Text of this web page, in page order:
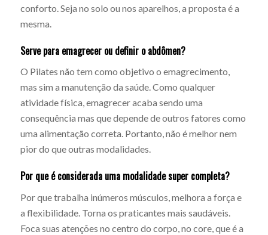
conforto. Seja no solo ou nos aparelhos, a proposta é a
mesma.
Serve para emagrecer ou definir o abdômen?
O Pilates não tem como objetivo o emagrecimento,
mas sim a manutenção da saúde. Como qualquer
atividade física, emagrecer acaba sendo uma
consequência mas que depende de outros fatores como
uma alimentação correta. Portanto, não é melhor nem
pior do que outras modalidades.
Por que é considerada uma modalidade super completa?
Por que trabalha inúmeros músculos, melhora a força e
a flexibilidade. Torna os praticantes mais saudáveis.
Foca suas atenções no centro do corpo, no core, que é a